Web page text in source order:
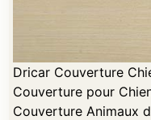
Dricar Couverture
Couverture pour
Couverture Animaux